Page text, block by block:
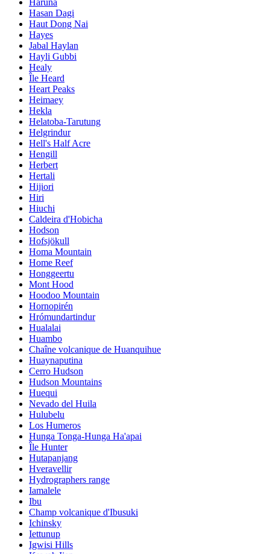
Hasan Dagi
Haut Dong Nai
Hayes
Jabal Haylan
Hayli Gubbi
Healy
Île Heard
Heart Peaks
Heimaey
Hekla
Helatoba-Tarutung
Helgrindur
Hell's Half Acre
Hengill
Herbert
Hertali
Hijiori
Hiri
Hiuchi
Caldeira d'Hobicha
Hodson
Hofsjökull
Homa Mountain
Home Reef
Honggeertu
Mont Hood
Hoodoo Mountain
Hornopirén
Hrómundartindur
Hualalai
Huambo
Chaîne volcanique de Huanquihue
Huaynaputina
Cerro Hudson
Hudson Mountains
Huequi
Nevado del Huila
Hulubelu
Los Humeros
Hunga Tonga-Hunga Ha'apai
Île Hunter
Hutapanjang
Hveravellir
Hydrographers range
Iamalele
Ibu
Champ volcanique d'Ibusuki
Ichinsky
Iettunup
Igwisi Hills